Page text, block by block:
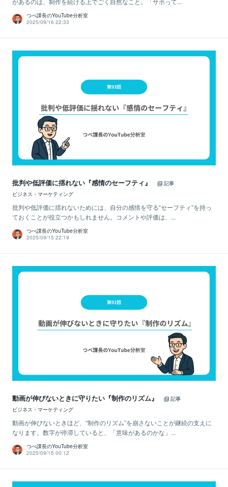
つべ課長のYouTube分析室
2025/09/16 22:33
批判や低評価に揺れない『感情のセーフティ』
記事
ビジネス・マーケティング
批判や低評価に揺れないためには、自分の感情を守る“セーフティ”を持っ
ておくことが役立つかもしれません。コメントや評価は、...
つべ課長のYouTube分析室
2025/09/15 22:19
動画が伸びないときに守りたい『制作のリズム』
記事
ビジネス・マーケティング
動画が伸びないときほど、“制作のリズム”を崩さないことが継続の支えに
なります。数字が停滞していると、「意味があるのかな」...
つべ課長のYouTube分析室
2025/09/15 00:12